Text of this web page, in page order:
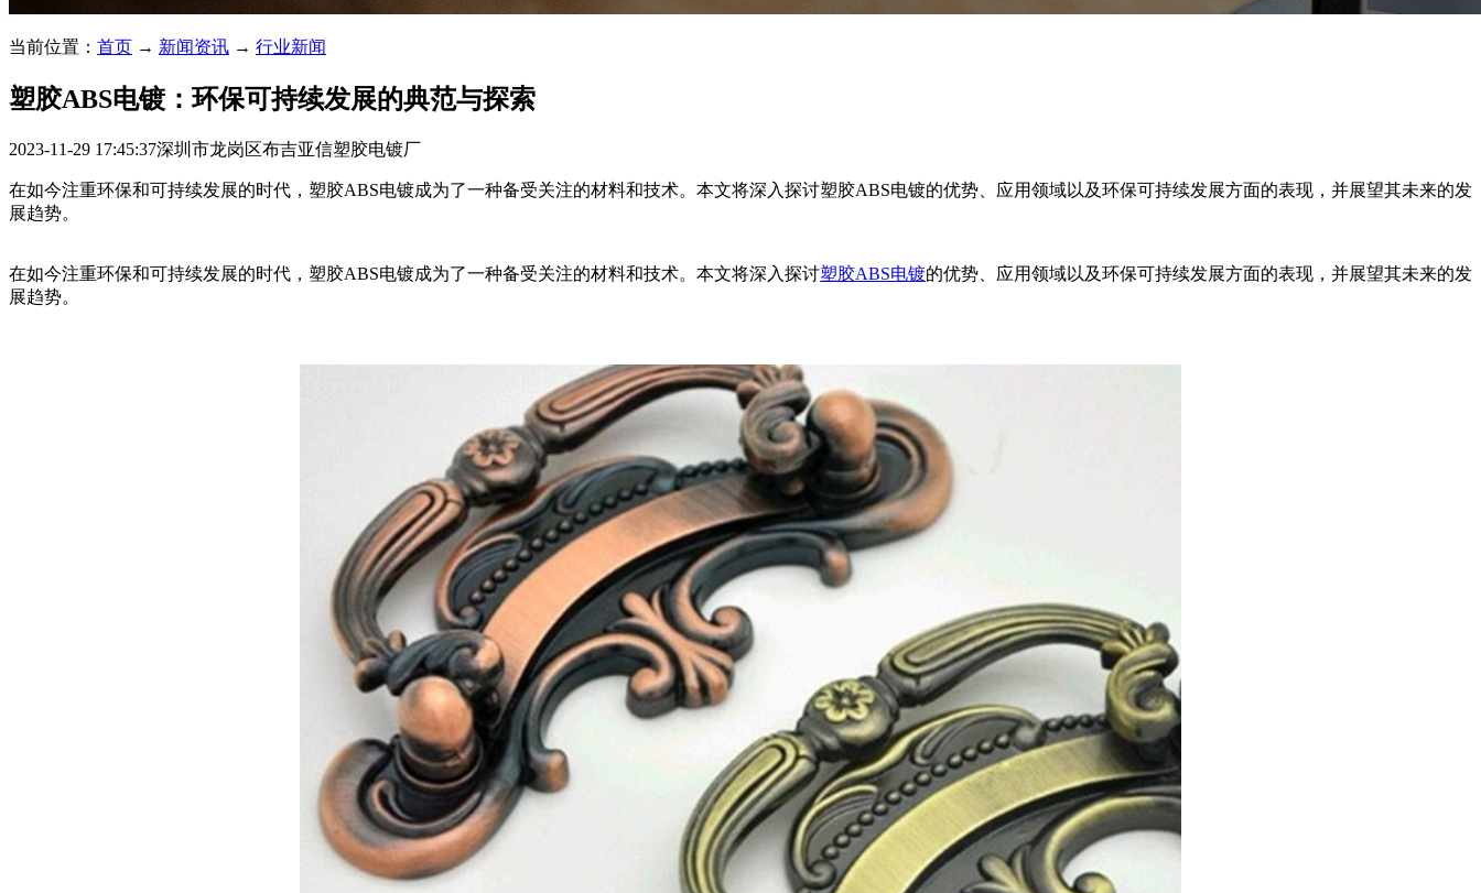
当前位置： 首页 → 新闻资讯 → 行业新闻
塑胶ABS电镀：环保可持续发展的典范与探索
2023-11-29 17:45:37深圳市龙岗区布吉亚信塑胶电镀厂
在如今注重环保和可持续发展的时代，塑胶ABS电镀成为了一种备受关注的材料和技术。本文将深入探讨塑胶ABS电镀的优势、应用领域以及环保可持续发展方面的表现，并展望其未来的发
展趋势。
在如今注重环保和可持续发展的时代，塑胶ABS电镀成为了一种备受关注的材料和技术。本文将深入探讨塑胶ABS电镀的优势、应用领域以及环保可持续发展方面的表现，并展望其未来的发
展趋势。